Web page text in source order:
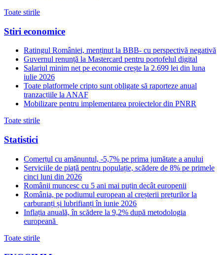
Toate stirile
Stiri economice
Ratingul României, menținut la BBB- cu perspectivă negativă
Guvernul renunță la Mastercard pentru portofelul digital
Salariul minim net pe economie crește la 2.699 lei din luna
iulie 2026
Toate platformele cripto sunt obligate să raporteze anual
tranzacțiile la ANAF
Mobilizare pentru implementarea proiectelor din PNRR
Toate stirile
Statistici
Comerțul cu amănuntul, -5,7% pe prima jumătate a anului
Serviciile de piață pentru populație, scădere de 8% pe primele
cinci luni din 2026
Românii muncesc cu 5 ani mai puțin decât europenii
România, pe podiumul european al creșterii prețurilor la
carburanți și lubrifianți în iunie 2026
Inflația anuală, în scădere la 9,2% după metodologia
europeană
Toate stirile